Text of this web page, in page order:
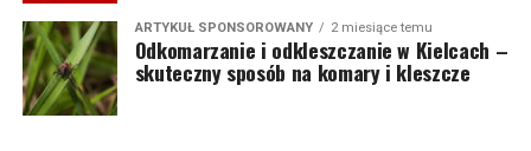
ARTYKUŁ SPONSOROWANY 2 miesiące temu
Odkomarzanie i odkleszczanie w Kielcach –
skuteczny sposób na komary i kleszcze